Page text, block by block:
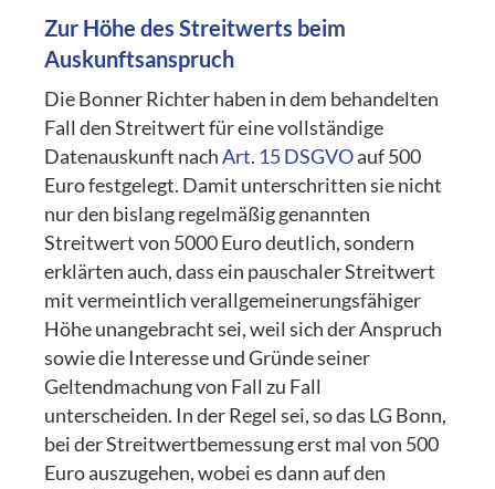
Zur Höhe des Streitwerts beim
Auskunftsanspruch
Die Bonner Richter haben in dem behandelten
Fall den Streitwert für eine vollständige
Datenauskunft nachArt. 15 DSGVOauf 500
Euro festgelegt. Damit unterschritten sie nicht
nur den bislang regelmäßig genannten
Streitwert von 5000 Euro deutlich, sondern
erklärten auch, dass ein pauschaler Streitwert
mit vermeintlich verallgemeinerungsfähiger
Höhe unangebracht sei, weil sich der Anspruch
sowie die Interesse und Gründe seiner
Geltendmachung von Fall zu Fall
unterscheiden. In der Regel sei, so das LG Bonn,
bei der Streitwertbemessung erst mal von 500
Euro auszugehen, wobei es dann auf den